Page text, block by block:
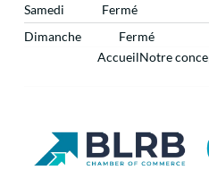
Samedi
Fermé
Dimanche
Fermé
AccueilNotre